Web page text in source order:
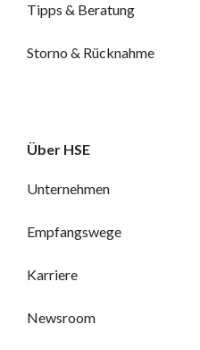
Tipps & Beratung
Storno & Rücknahme
Über HSE
Unternehmen
Empfangswege
Karriere
Newsroom